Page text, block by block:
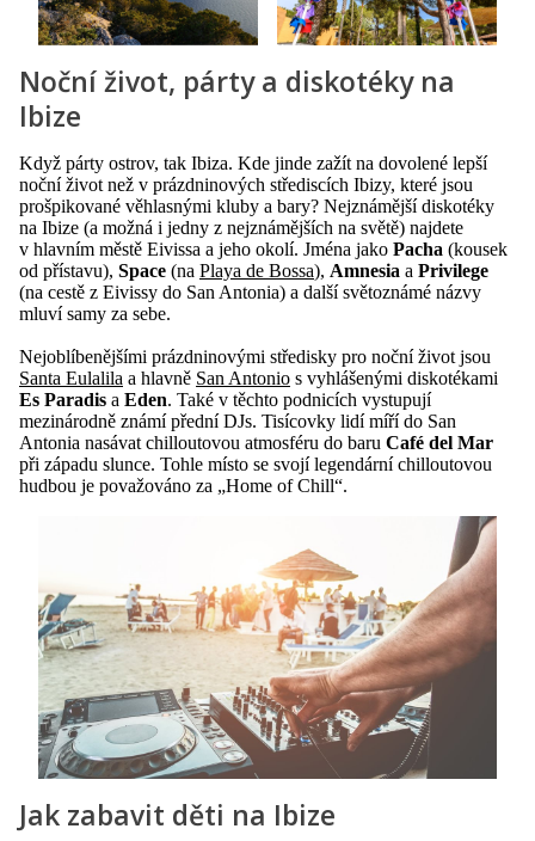
Noční život, párty a diskotéky na
Ibize
Když párty ostrov, tak Ibiza. Kde jinde zažít na dovolené lepší
noční život než v prázdninových střediscích Ibizy, které jsou
prošpikované věhlasnými kluby a bary? Nejznámější diskotéky
na Ibize (a možná i jedny z nejznámějších na světě) najdete
v hlavním městě Eivissa a jeho okolí. Jména jako Pacha (kousek
od přístavu), Space (na Playa de Bossa), Amnesia a Privilege
(na cestě z Eivissy do San Antonia) a další světoznámé názvy
mluví samy za sebe.
Nejoblíbenějšími prázdninovými středisky pro noční život jsou
Santa Eulalila a hlavně San Antonio s vyhlášenými diskotékami
Es Paradis a Eden. Také v těchto podnicích vystupují
mezinárodně známí přední DJs. Tisícovky lidí míří do San
Antonia nasávat chilloutovou atmosféru do baru Café del Mar
při západu slunce. Tohle místo se svojí legendární chilloutovou
hudbou je považováno za „Home of Chill“.
Jak zabavit děti na Ibize